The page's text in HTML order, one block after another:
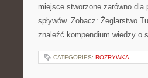
miejsce stworzone zarówno
spływów. Zobacz: Żeglarstwo
znaleźć kompendium wiedzy o
CATEGORIES: ROZRYWKA